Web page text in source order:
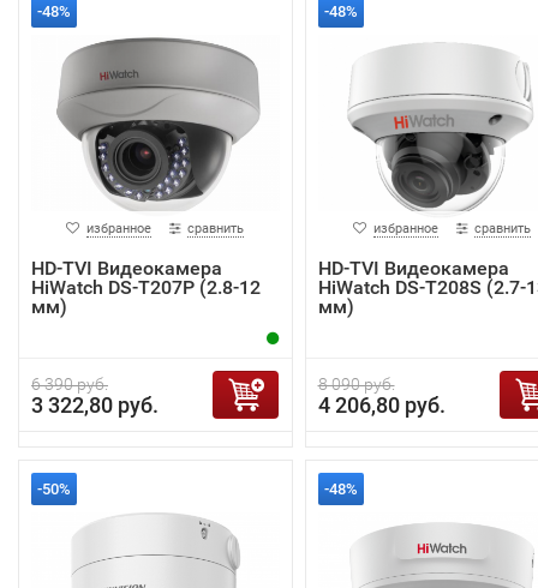
-48%
избранное сравнить
HD-TVI Видеокамера
HiWatch DS-T207P (2.8-12
мм)
6 390 руб.
3 322,80 руб.
-48%
избранное сравнить
HD-TVI Видеокамера
HiWatch DS-T208S (2.7-
мм)
8 090 руб.
4 206,80 руб.
-50% -48%